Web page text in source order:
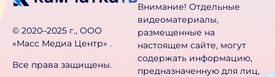
©️ 2020–2025 г., ООО
«Масс Медиа Центр» .
Все права защищены.
Внимание! Отдельные
видеоматериалы,
размещенные на
настоящем сайте, могут
содержать информацию,
предназначен­ную для лиц,